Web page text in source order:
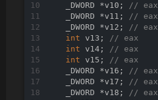
  _DWORD *v10;
// eax
  _DWORD *v11;
// eax
  _DWORD *v12;
// eax
int v13;
// eax
int v14;
// eax
int v15;
// eax
  _DWORD *v16;
// eax
  _DWORD *v17;
// eax
  _DWORD *v18;
// eax